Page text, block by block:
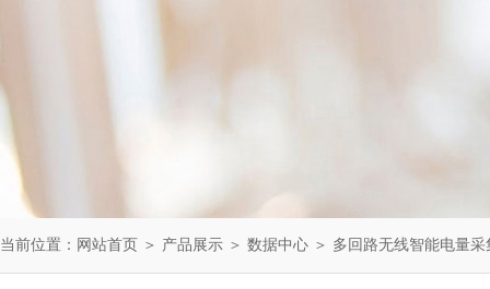
当前位置： 网站首页 ＞ 产品展示 ＞ 数据中心 ＞ 多回路无线智能电量